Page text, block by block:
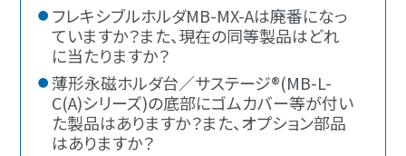
フレキシブルホルダMB-MX-Aは廃番になっ
ていますか？また、現在の同等製品はどれ
に当たりますか？
薄形永磁ホルダ台／サステージ®(MB-L-
C(A)シリーズ)の底部にゴムカバー等が付い
た製品はありますか？また、オプション部品
はありますか？